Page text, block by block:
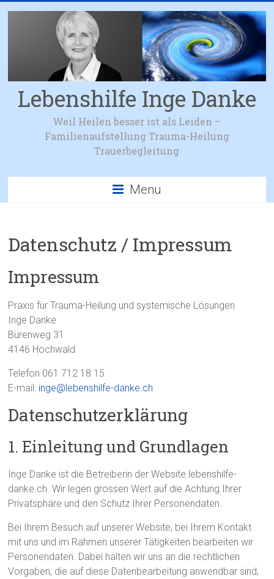
Lebenshilfe Inge Danke
Weil Heilen besser ist als Leiden –
Familienaufstellung Trauma-Heilung
Trauerbegleitung
Menu
Datenschutz / Impressum
Impressum
Praxis für Trauma-Heilung und systemische Lösungen
Inge Danke
Bürenweg 31
4146 Hochwald
Telefon 061 712 18 15
E-mail: inge@lebenshilfe-danke.ch
Datenschutzerklärung
1. Einleitung und Grundlagen
Inge Danke ist die Betreiberin der Website lebenshilfe-
danke.ch. Wir legen grossen Wert auf die Achtung Ihrer
Privatsphäre und den Schutz Ihrer Personendaten.
Bei Ihrem Besuch auf unserer Website, bei Ihrem Kontakt
mit uns und im Rahmen unserer Tätigkeiten bearbeiten wir
Personendaten. Dabei halten wir uns an die rechtlichen
Vorgaben, die auf diese Datenbearbeitung anwendbar sind,